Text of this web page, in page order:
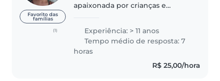
Favorito das
famílias
(1)
apaixonada por crianças e
sempre acompanhado de
carinho, respeito e muita
dedicação. Tenho paciência para
ensinar, gosto..
Experiência: > 11 anos
Tempo médio de resposta: 7
horas
R$ 25,00/hora